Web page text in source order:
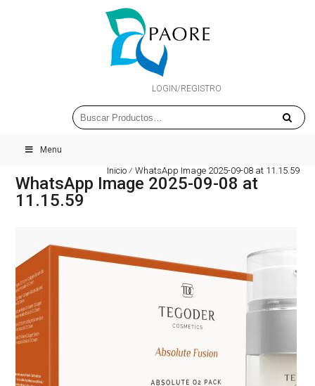
LOGIN/REGISTRO
Menu
Inicio ⁄WhatsApp Image 2025-09-08 at 11.15.59
WhatsApp Image 2025-09-08 at
11.15.59